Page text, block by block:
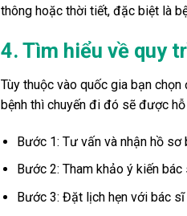
thông hoặc thời tiết, đặc biệt là
4. Tìm hiểu về quy
Tùy thuộc vào quốc gia bạn
bệnh thì chuyến đi đó sẽ được
Bước 1: Tư vấn và nhận hồ sơ
Bước 2: Tham khảo ý kiến
Bước 3: Đặt lịch hẹn với bác sĩ